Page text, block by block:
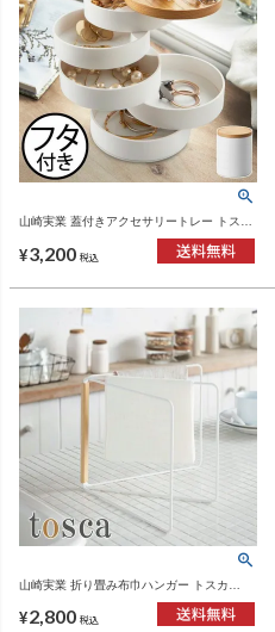
山崎実業 蓋付きアクセサリートレー トスカ
5段 tosca | インテリア雑貨・トスカシリー
ズ
¥3,200 税込
山崎実業 折り畳み布巾ハンガー トスカ
¥2,800 税込